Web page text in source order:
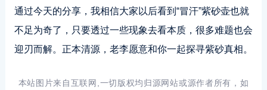
通过今天的分享，我相信大家以后看到“冒汗”紫砂壶也就
不足为奇了，只要透过一些现象去看本质，很多难题也会
迎刃而解。正本清源，老李愿意和你一起探寻紫砂真相。
本站图片来自互联网,一切版权均归源网站或源作者所有，如